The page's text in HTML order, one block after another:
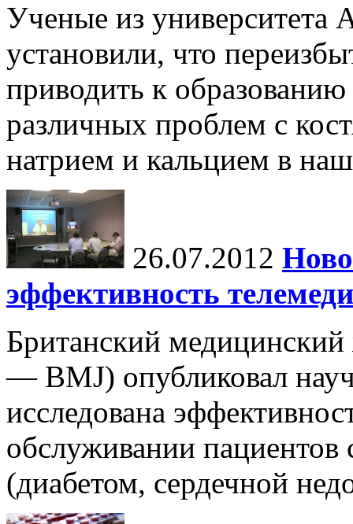
Ученые из
установили, что
приводить к
различных проблем с
натрием и кальцием в
26.07.2012
эффективность
Британский
— BMJ) опубликовал
исследована
обслуживании пациентов
(диабетом, сердечной